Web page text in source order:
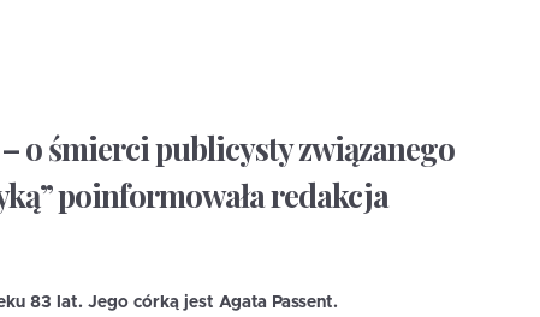
o śmierci publicysty związanego
poinformowała redakcja
83 lat. Jego córką jest Agata Passent.